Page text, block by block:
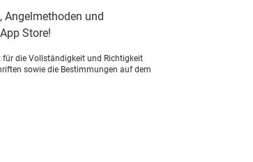
Angelmethoden und
Store!
für die Vollständigkeit und Richtigkeit
sowie die Bestimmungen auf dem